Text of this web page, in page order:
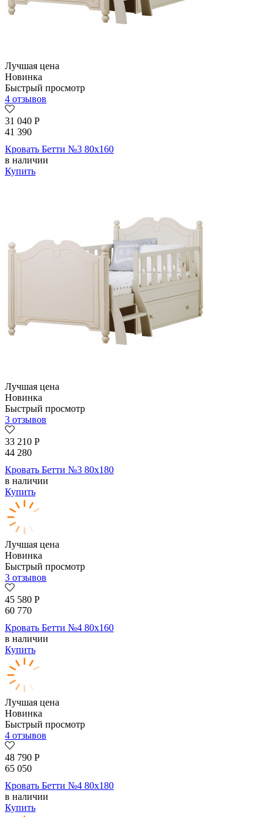
Лучшая цена
Новинка
Быстрый просмотр
4 отзывов
31 040 Р
41 390
Кровать Бетти №3 80х160
в наличии
Купить
Лучшая цена
Новинка
Быстрый просмотр
3 отзывов
33 210 Р
44 280
Кровать Бетти №3 80х180
в наличии
Купить
Лучшая цена
Новинка
Быстрый просмотр
3 отзывов
45 580 Р
60 770
Кровать Бетти №4 80х160
в наличии
Купить
Лучшая цена
Новинка
Быстрый просмотр
4 отзывов
48 790 Р
65 050
Кровать Бетти №4 80х180
в наличии
Купить